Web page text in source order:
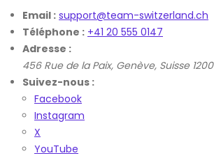
Email : support@team-switzerland.ch
Téléphone : +41 20 555 0147
Adresse :
456 Rue de la Paix, Genève, Suisse 1200
Suivez-nous :
Facebook
Instagram
X
YouTube